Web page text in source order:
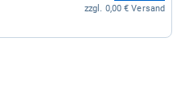
zzgl. 6,90 € Versand
zzgl. 0,00 € Versand